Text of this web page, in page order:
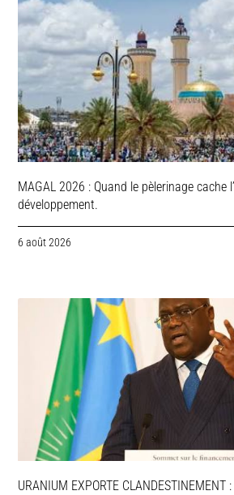
MAGAL 2026 : Quand le pèlerinage cache
développement.
6 août 2026
URANIUM EXPORTE